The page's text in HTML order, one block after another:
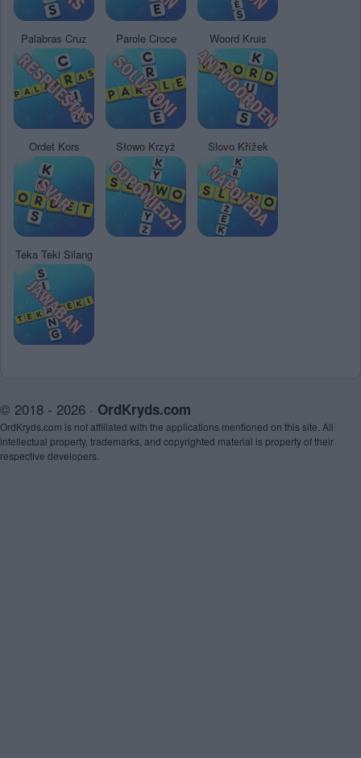
Palabras Cruz Parole Croce Woord Kruis
Ordet Kors Słowo Krzyż Slovo Křížek
Teka Teki Silang
© 2018 - 2026 · OrdKryds.com
OrdKryds.com is not affiliated with the applications mentioned on this site. All
intellectual property, trademarks, and copyrighted material is property of their
respective developers.